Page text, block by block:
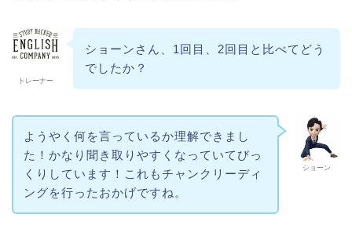
トレーナー
ショーンさん、1回目、2回目と比べてどう
でしたか？
ショーン
ようやく何を言っているか理解できまし
た！かなり聞き取りやすくなっていてびっ
くりしています！これもチャンクリーディ
ングを行ったおかげですね。